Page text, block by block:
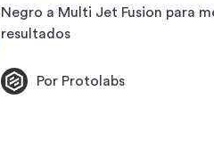
Negro a Multi Jet Fusion para
resultados
Por Protolabs